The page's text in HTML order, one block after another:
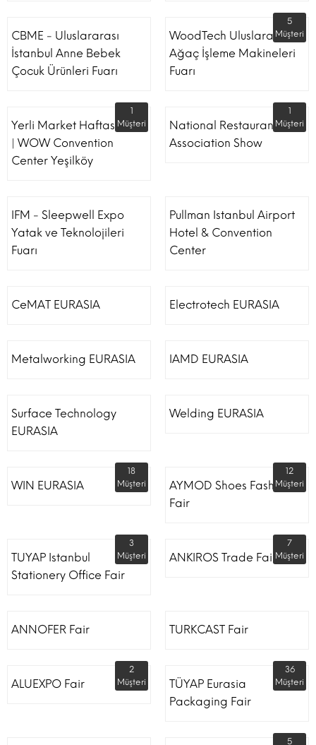
CBME - Uluslararası
İstanbul Anne Bebek
Çocuk Ürünleri Fuarı
WoodTech Uluslararası
Ağaç İşleme Makineleri
Fuarı
5
Müşteri
Yerli Market Haftası Fuarı
| WOW Convention
Center Yeşilköy
1
Müşteri
National Restaurant
Association Show
1
Müşteri
IFM - Sleepwell Expo
Yatak ve Teknolojileri
Fuarı
Pullman Istanbul Airport
Hotel & Convention
Center
CeMAT EURASIA Electrotech EURASIA
Metalworking EURASIA IAMD EURASIA
Surface Technology
EURASIA
Welding EURASIA
WIN EURASIA
18
Müşteri
AYMOD Shoes Fashion
Fair
12
Müşteri
TUYAP Istanbul
Stationery Office Fair
3
Müşteri
ANKIROS Trade Fairs
7
Müşteri
ANNOFER Fair TURKCAST Fair
ALUEXPO Fair
2
Müşteri
TÜYAP Eurasia
Packaging Fair
36
Müşteri
5